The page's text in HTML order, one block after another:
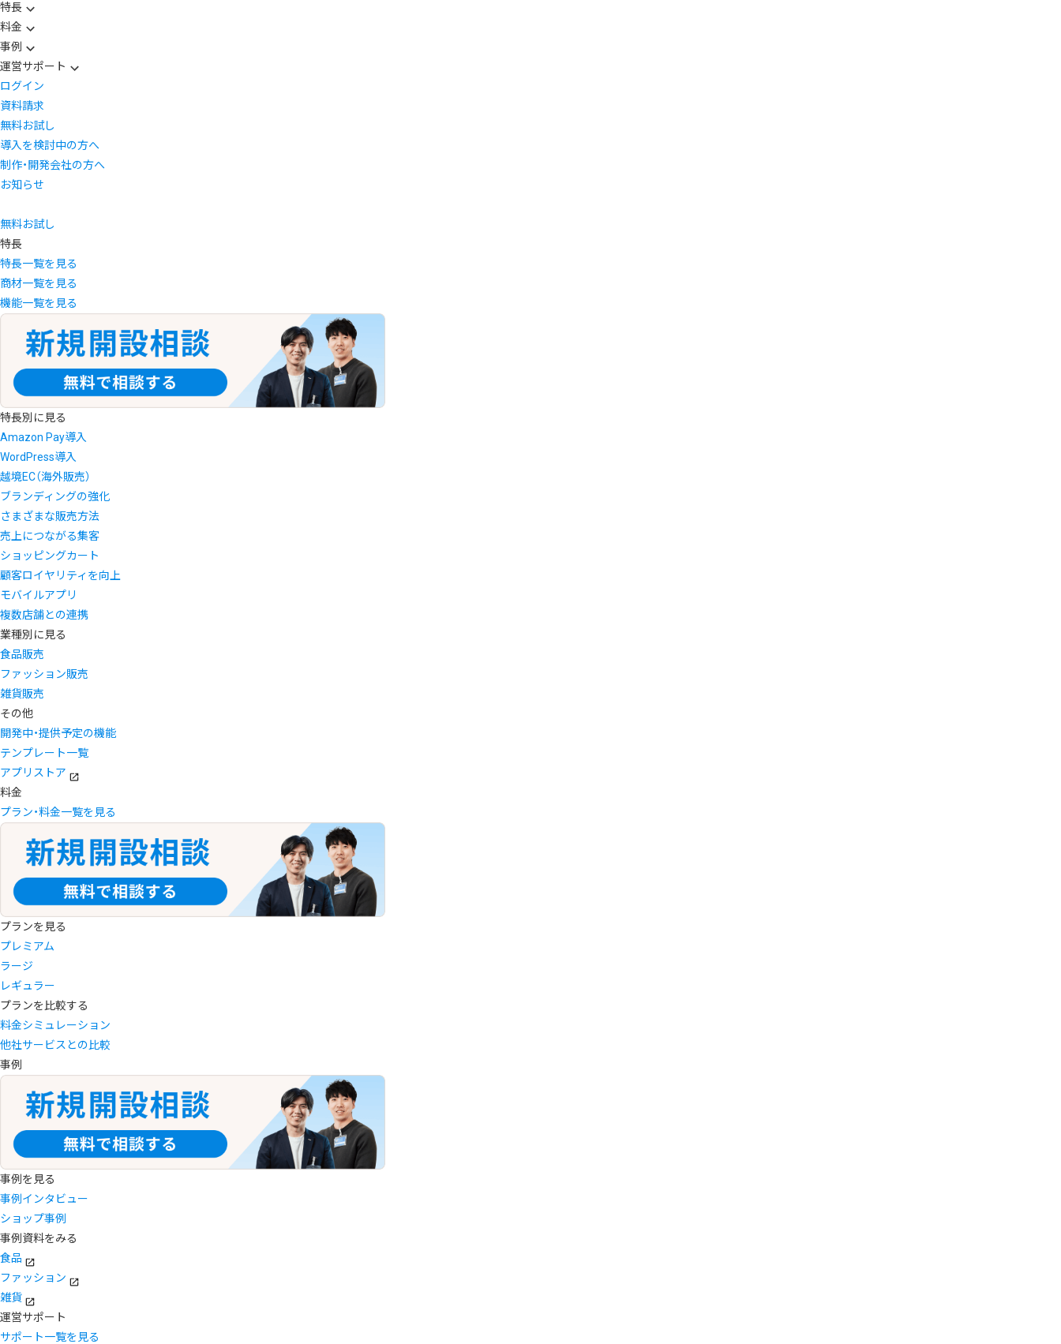
特長
料金
事例
運営サポート
ログイン
資料請求
無料お試し
導入を検討中の方へ
制作・開発会社の方へ
お知らせ
無料お試し
特長
特長一覧を見る
商材一覧を見る
機能一覧を見る
特長別に見る
Amazon Pay導入
WordPress導入
越境EC（海外販売）
ブランディングの強化
さまざまな販売方法
売上につながる集客
ショッピングカート
顧客ロイヤリティを向上
モバイルアプリ
複数店舗との連携
業種別に見る
食品販売
ファッション販売
雑貨販売
その他
開発中・提供予定の機能
テンプレート一覧
アプリストア
料金
プラン・料金一覧を見る
プランを見る
プレミアム
ラージ
レギュラー
プランを比較する
料金シミュレーション
他社サービスとの比較
事例
事例を見る
事例インタビュー
ショップ事例
事例資料をみる
食品
ファッション
雑貨
運営サポート
サポート一覧を見る